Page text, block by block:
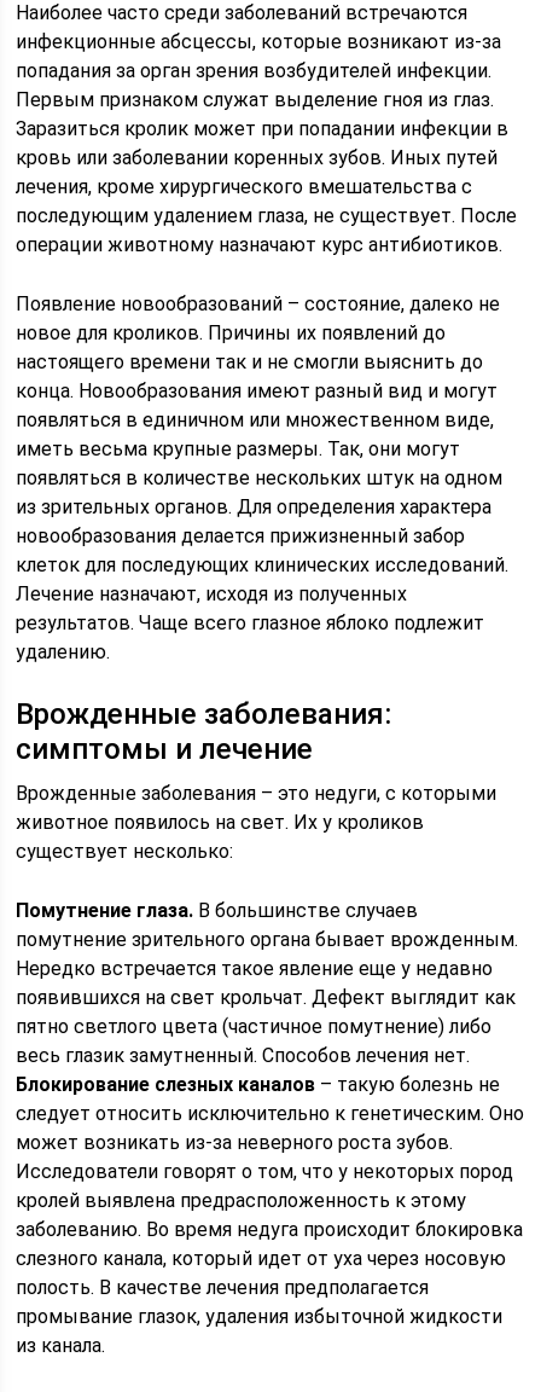
Наиболее часто среди заболеваний встречаются
инфекционные абсцессы, которые возникают из-за
попадания за орган зрения возбудителей инфекции.
Первым признаком служат выделение гноя из глаз.
Заразиться кролик может при попадании инфекции в
кровь или заболевании коренных зубов. Иных путей
лечения, кроме хирургического вмешательства с
последующим удалением глаза, не существует. После
операции животному назначают курс антибиотиков.
Появление новообразований – состояние, далеко не
новое для кроликов. Причины их появлений до
настоящего времени так и не смогли выяснить до
конца. Новообразования имеют разный вид и могут
появляться в единичном или множественном виде,
иметь весьма крупные размеры. Так, они могут
появляться в количестве нескольких штук на одном
из зрительных органов. Для определения характера
новообразования делается прижизненный забор
клеток для последующих клинических исследований.
Лечение назначают, исходя из полученных
результатов. Чаще всего глазное яблоко подлежит
удалению.
Врожденные заболевания:
симптомы и лечение
Врожденные заболевания – это недуги, с которыми
животное появилось на свет. Их у кроликов
существует несколько:
Помутнение глаза. В большинстве случаев
помутнение зрительного органа бывает врожденным.
Нередко встречается такое явление еще у недавно
появившихся на свет крольчат. Дефект выглядит как
пятно светлого цвета (частичное помутнение) либо
весь глазик замутненный. Способов лечения нет.
Блокирование слезных каналов – такую болезнь не
следует относить исключительно к генетическим. Оно
может возникать из-за неверного роста зубов.
Исследователи говорят о том, что у некоторых пород
кролей выявлена предрасположенность к этому
заболеванию. Во время недуга происходит блокировка
слезного канала, который идет от уха через носовую
полость. В качестве лечения предполагается
промывание глазок, удаления избыточной жидкости
из канала.